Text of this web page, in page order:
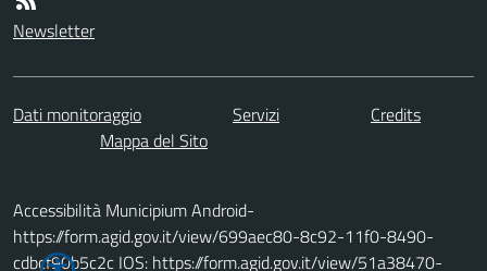
Newsletter
Dati monitoraggio Servizi
Credits
Mappa del Sito
Accessibilità Municipium Android-
https://form.agid.gov.it/view/699aec80-8c92-11f0-8490-
cdbcf90b5c2c IOS: https://form.agid.gov.it/view/51a38470-